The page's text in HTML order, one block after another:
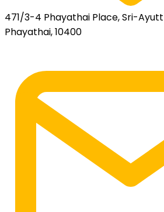
471/3-4 Phayathai Place, Sri-
Phayathai, 10400